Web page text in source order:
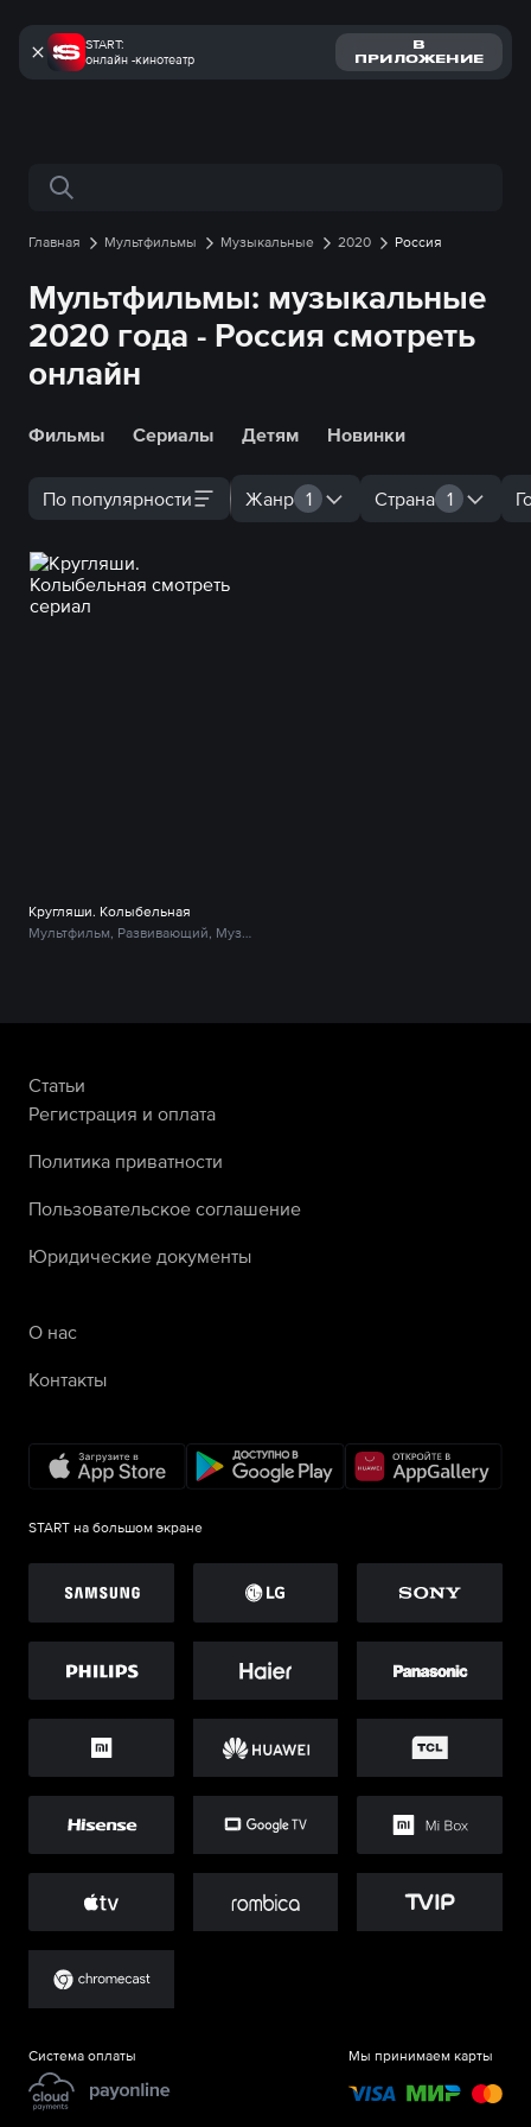
START:
онлайн -кинотеатр
В
ПРИЛОЖЕНИЕ
Поиск по сайту
Главная Мультфильмы Музыкальные 2020 Россия
Мультфильмы: музыкальные
2020 года - Россия смотреть
онлайн
Фильмы Сериалы Детям Новинки
По популярности Жанр 1 Страна 1
Кругляши. Колыбельная
Статьи
Регистрация и оплата
Политика приватности
Пользовательское соглашение
Юридические документы
О нас
Контакты
START на большом экране
Система оплаты Мы принимаем карты